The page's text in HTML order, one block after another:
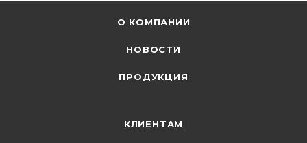
О КОМПАНИИ
НОВОСТИ
ПРОДУКЦИЯ
КЛИЕНТАМ